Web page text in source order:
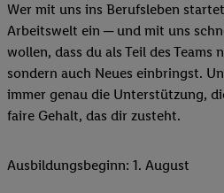
Wer mit uns ins Berufsleben
Arbeitswelt ein ─ und mit uns
wollen, dass du als Teil des Teams
sondern auch Neues einbringst.
immer genau die Unterstützung,
faire Gehalt, das dir zusteht.
Ausbildungsbeginn: 1. August